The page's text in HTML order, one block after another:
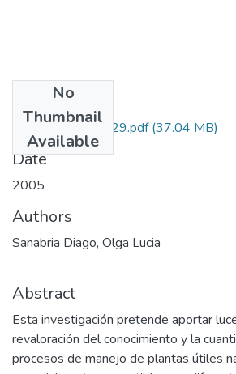
No
Thumbnail
Available
1103-07-12529.pdf(37.04 MB)
Date
2005
Authors
Sanabria Diago, Olga Lucia
Abstract
Esta investigación pretende aportar
revaloración del conocimiento y la
procesos de manejo de plantas útiles